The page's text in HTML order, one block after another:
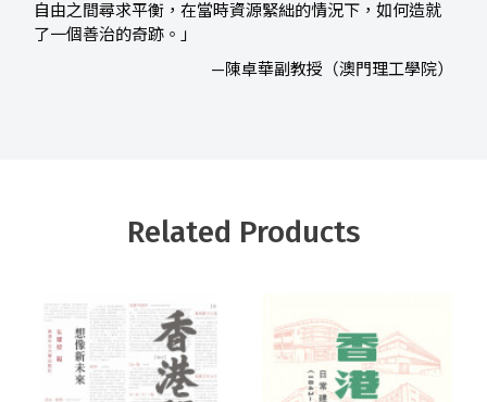
自由之間尋求平衡，在當時資源緊絀的情況下，如何造就
了一個善治的奇跡。」
—陳卓華副教授（澳門理工學院）
Related Products